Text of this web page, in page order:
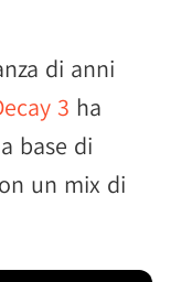
di anni
3 ha
base di
un mix di